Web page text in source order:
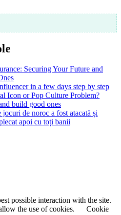
Securing Your Future and
in a few days step by step
Icon or Pop Culture Problem?
build good ones
jocuri de noroc a fost atacată și
apoi cu toți banii
possible interaction with the site.
the use of cookies.
Cookie